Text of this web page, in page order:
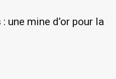
une mine d’or pour la